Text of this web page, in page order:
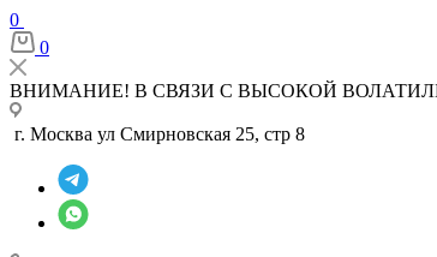
0
0
ВНИМАНИЕ! В СВЯЗИ С ВЫСОКОЙ
г. Москва ул Смирновская 25, стр 8